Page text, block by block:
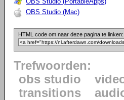
OBS Studio (Mac)
HTML code om naar deze pagina te linken:
Trefwoorden:
obs studio
transitions